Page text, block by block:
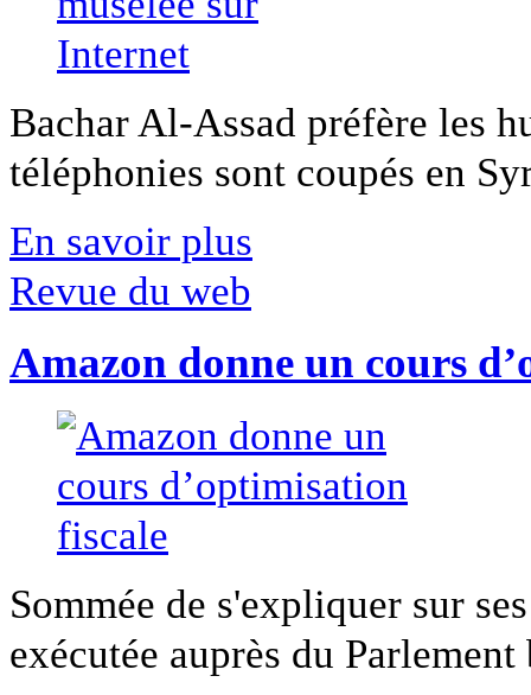
Bachar Al-Assad préfère les
téléphonies sont coupés en
En savoir plus
Revue du web
Amazon donne un cours
Sommée de s'expliquer sur
exécutée auprès du